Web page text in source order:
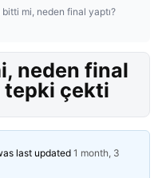
bitti mi, neden final yaptı?
neden final
tepki çekti
last updated 1 month, 3